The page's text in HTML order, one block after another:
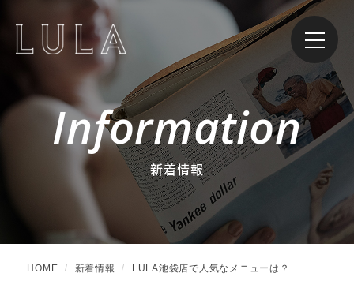
Information
新着情報
HOME 新着情報 LULA池袋店で人気なメニューは？